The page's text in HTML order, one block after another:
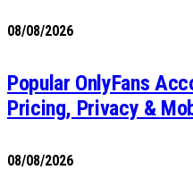
08/08/2026
Popular OnlyFans
Pricing, Privacy &
08/08/2026